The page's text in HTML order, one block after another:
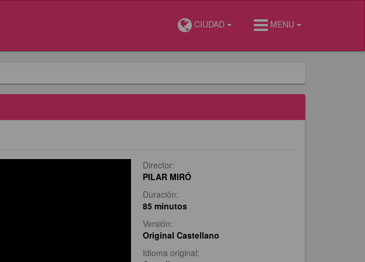
CIUDAD MENU
Director:
PILAR MIRÓ
Duración:
85 minutos
Versión:
Original Castellano
Idioma original: